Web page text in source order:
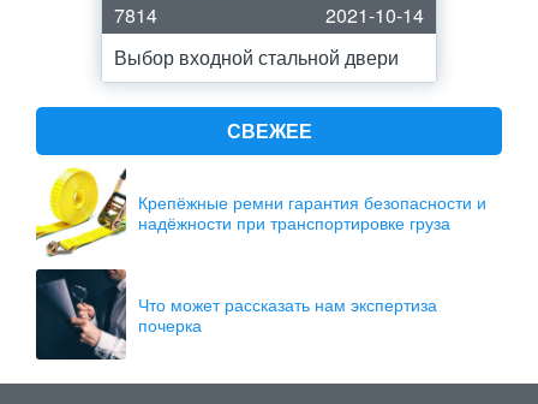
7814
2021-10-14
Выбор входной стальной двери
СВЕЖЕЕ
Крепёжные ремни гарантия безопасности и
надёжности при транспортировке груза
Что может рассказать нам экспертиза
почерка